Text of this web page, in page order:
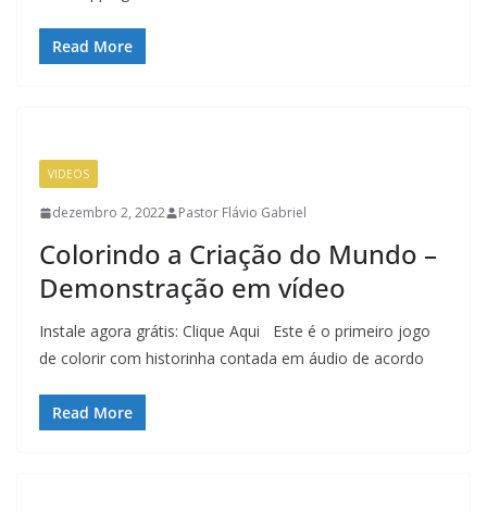
Read More
VIDEOS
dezembro 2, 2022 Pastor Flávio Gabriel
Colorindo a Criação do Mundo –
Demonstração em vídeo
Instale agora grátis: Clique Aqui Este é o primeiro jogo
de colorir com historinha contada em áudio de acordo
Read More